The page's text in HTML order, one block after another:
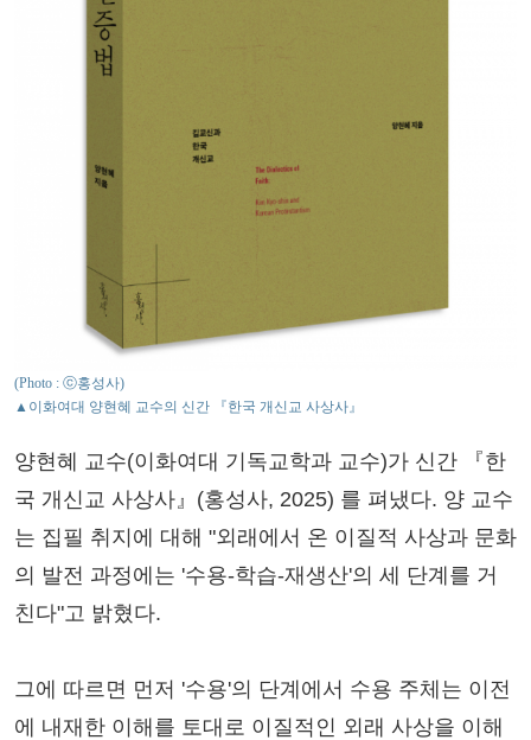
(Photo : ⓒ홍성사)
▲이화여대 양현혜 교수의 신간 『한국 개신교 사상사』
양현혜 교수(이화여대 기독교학과 교수)가 신간 『한
국 개신교 사상사』(홍성사, 2025) 를 펴냈다. 양 교수
는 집필 취지에 대해 "외래에서 온 이질적 사상과 문화
의 발전 과정에는 '수용-학습-재생산'의 세 단계를 거
친다"고 밝혔다.
그에 따르면 먼저 '수용'의 단계에서 수용 주체는 이전
에 내재한 이해를 토대로 이질적인 외래 사상을 이해